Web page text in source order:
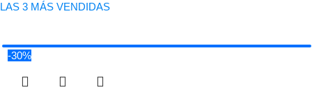
LAS 3 MÁS VENDIDAS
VENTA DE FUENTE DE PODER 850W
VENTA DE FUENTE DE PODER 750W
VENTA DE FUENTE DE PODER 600W
EL MONITOR GAMER A TU MEDIDA
VENTA DE MONITORES GAMER A
CREDITO CON ADDI
-30%